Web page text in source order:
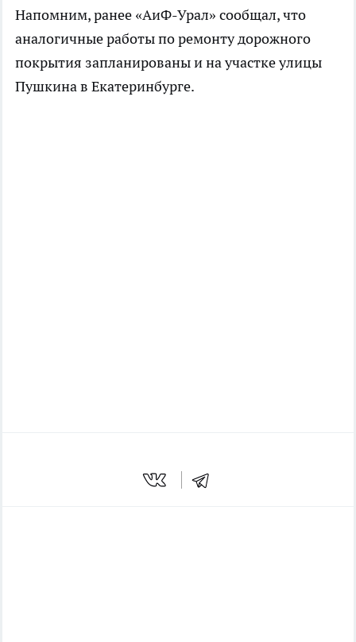
Напомним, ранее «АиФ-Урал» сообщал, что
аналогичные работы по ремонту дорожного
покрытия запланированы и на участке улицы
Пушкина в Екатеринбурге.